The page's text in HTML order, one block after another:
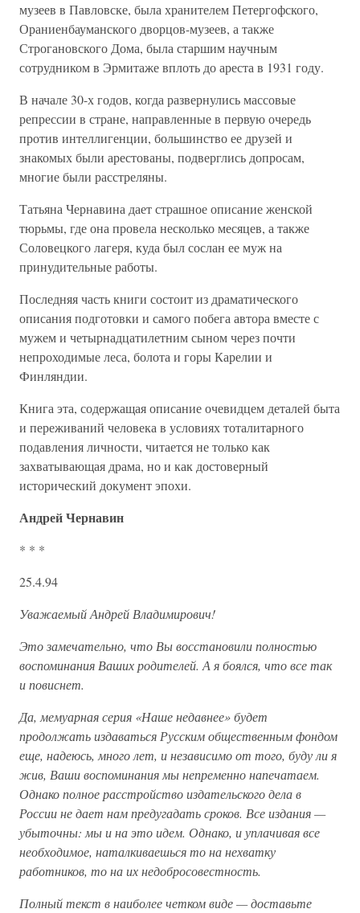
музеев в Павловске, была хранителем Петергофского,
Ораниенбауманского дворцов-музеев, а также
Строгановского Дома, была старшим научным
сотрудником в Эрмитаже вплоть до ареста в 1931 году.
В начале 30-х годов, когда развернулись массовые
репрессии в стране, направленные в первую очередь
против интеллигенции, большинство ее друзей и
знакомых были арестованы, подверглись допросам,
многие были расстреляны.
Татьяна Чернавина дает страшное описание женской
тюрьмы, где она провела несколько месяцев, а также
Соловецкого лагеря, куда был сослан ее муж на
принудительные работы.
Последняя часть книги состоит из драматического
описания подготовки и самого побега автора вместе с
мужем и четырнадцатилетним сыном через почти
непроходимые леса, болота и горы Карелии и
Финляндии.
Книга эта, содержащая описание очевидцем деталей быта
и переживаний человека в условиях тоталитарного
подавления личности, читается не только как
захватывающая драма, но и как достоверный
исторический документ эпохи.
Андрей Чернавин
* * *
25.4.94
Уважаемый Андрей Владимирович!
Это замечательно, что Вы восстановили полностью
воспоминания Ваших родителей. А я боялся, что все так
и повиснет.
Да, мемуарная серия «Наше недавнее» будет
продолжать издаваться Русским общественным фондом
еще, надеюсь, много лет, и независимо от того, буду ли я
жив, Ваши воспоминания мы непременно напечатаем.
Однако полное расстройство издательского дела в
России не дает нам предугадать сроков. Все издания —
убыточны: мы и на это идем. Однако, и уплачивая все
необходимое, наталкиваешься то на нехватку
работников, то на их недобросовестность.
Полный текст в наиболее четком виде — доставьте